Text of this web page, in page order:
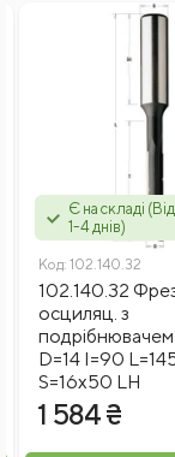
Є на складі
1-4 днів)
Код: 102.140.32
102.140.32
осциляц. з
D=14 I=90
S=16x50 LH
1 584 ₴